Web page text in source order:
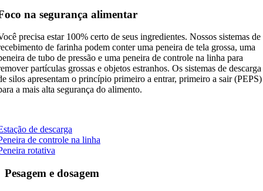
na segurança alimentar
precisa estar 100% certo de seus ingredientes. Nossos sistemas de
de farinha podem conter uma peneira de tela grossa, uma
de tubo de pressão e uma peneira de controle na linha para
partículas grossas e objetos estranhos. Os sistemas de descarga
silos apresentam o princípio primeiro a entrar, primeiro a sair (PEPS)
a mais alta segurança do alimento.
de descarga
de controle na linha
rotativa
Pesagem e dosagem